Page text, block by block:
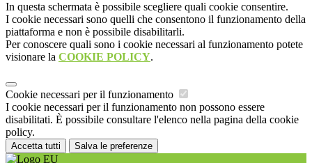
In questa schermata è possibile scegliere quali cookie consentire.
I cookie necessari sono quelli che consentono il funzionamento della
piattaforma e non è possibile disabilitarli.
Per conoscere quali sono i cookie necessari al funzionamento potete
visionare la COOKIE POLICY.
Cookie necessari per il funzionamento
I cookie necessari per il funzionamento non possono essere
disabilitati. È possibile consultare l'elenco nella pagina della cookie
policy.
Accetta tutti Salva le preferenze